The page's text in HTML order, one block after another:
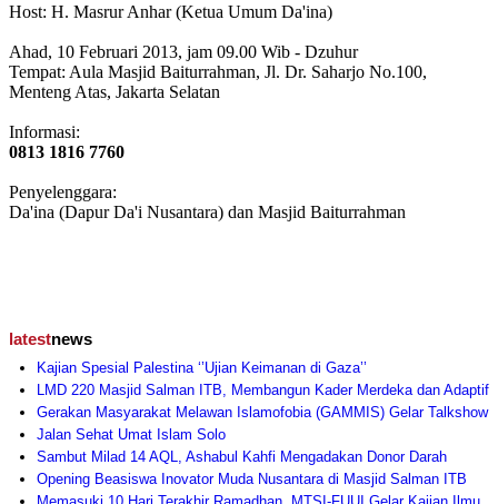
Host: H. Masrur Anhar (Ketua Umum Da'ina)
Ahad, 10 Februari 2013, jam 09.00 Wib - Dzuhur
Tempat: Aula Masjid Baiturrahman, Jl. Dr. Saharjo No.100,
Menteng Atas, Jakarta Selatan
Informasi:
0813 1816 7760
Penyelenggara:
Da'ina (Dapur Da'i Nusantara) dan Masjid Baiturrahman
latestnews
Kajian Spesial Palestina ‘’Ujian Keimanan di Gaza’’
LMD 220 Masjid Salman ITB, Membangun Kader Merdeka dan Adaptif
Gerakan Masyarakat Melawan Islamofobia (GAMMIS) Gelar Talkshow
Jalan Sehat Umat Islam Solo
Sambut Milad 14 AQL, Ashabul Kahfi Mengadakan Donor Darah
Opening Beasiswa Inovator Muda Nusantara di Masjid Salman ITB